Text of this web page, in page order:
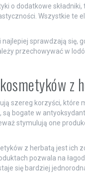
o dodatkowe składniki,
Wszystkie te
sprawdzają się,
przechowywać w
z
szereg korzyści, które
bogate w
stymulują one
z herbatą jest ich
pozwala na
się bardziej